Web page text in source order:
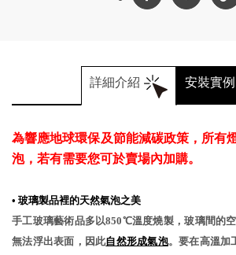
詳細介紹 安裝實例
為響應地球環保及節能減碳政策，所有
泡，若有需要您可於賣場內加購。
• 玻璃製品裡的天然氣泡之美
手工玻璃藝術品多以850℃溫度燒製，玻璃間的
無法浮出表面，因此自然形成氣泡。要在高溫加